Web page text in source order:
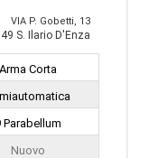
VIA P. Gobetti, 13
S. Ilario D'Enza
Arma Corta
Parabellum
Nuovo